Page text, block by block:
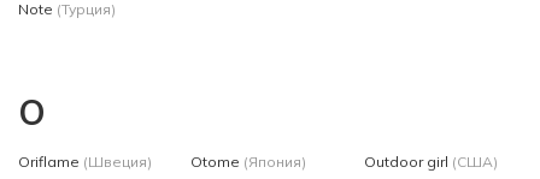
Note (Турция)
O
Oriflame (Швеция) Otome (Япония) Outdoor girl (США)